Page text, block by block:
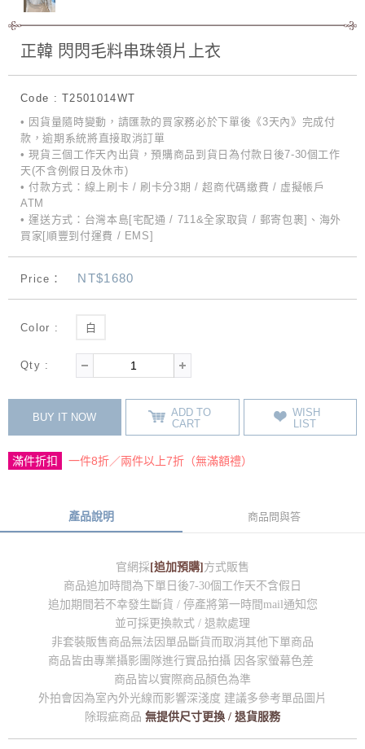
正韓 閃閃毛料串珠領片上衣
Code : T2501014WT
• 因貨量隨時變動，請匯款的買家務必於下單後《3天內》完成付
款，逾期系統將直接取消訂單
• 現貨三個工作天內出貨，預購商品到貨日為付款日後7-30個工作
天(不含例假日及休市)
• 付款方式：線上刷卡 / 刷卡分3期 / 超商代碼繳費 / 虛擬帳戶
ATM
• 運送方式：台灣本島[宅配通 / 711&全家取貨 / 郵寄包裹]、海外
買家[順豐到付運費 / EMS]
Price： NT$1680
Color : 白
Qty :
BUY IT NOW
ADD TO
CART
WISH
LIST
滿件折扣 一件8折／兩件以上7折（無滿額禮）
產品說明 商品問與答
官網採[追加預購]方式販售
商品追加時間為下單日後7-30個工作天不含假日
追加期間若不幸發生斷貨 / 停產將第一時間mail通知您
並可採更換款式 / 退款處理
非套裝販售商品無法因單品斷貨而取消其他下單商品
商品皆由專業攝影團隊進行實品拍攝 因各家螢幕色差
商品皆以實際商品顏色為準
外拍會因為室內外光線而影響深淺度 建議多參考單品圖片
除瑕疵商品 無提供尺寸更換 / 退貨服務